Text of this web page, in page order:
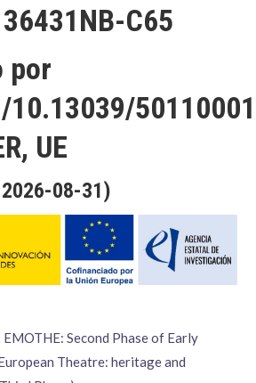
C65
por
10.13039/
UE
08-31)
EMOTHE: Second Phase of Early
Theatre: heritage and